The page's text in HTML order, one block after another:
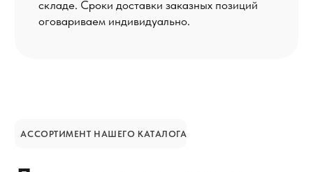
Заказать обратный звонок
КОНТАКТЫ
heat-prosystem@ya.ru